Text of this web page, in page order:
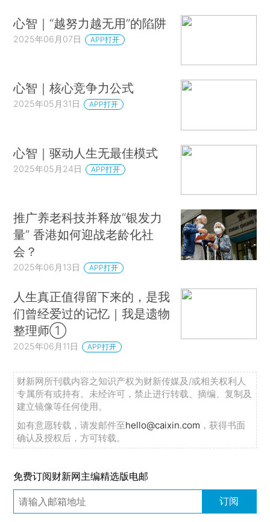
心智｜“越努力越无用”的陷阱
2025年06月07日 APP打开
心智｜核心竞争力公式
2025年05月31日 APP打开
心智｜驱动人生无最佳模式
2025年05月24日 APP打开
推广养老科技并释放“银发力
量” 香港如何迎战老龄化社
会？
2025年06月13日 APP打开
人生真正值得留下来的，是我
们曾经爱过的记忆｜我是遗物
整理师①
2025年06月11日 APP打开
财新网所刊载内容之知识产权为财新传媒及/或相关权利人
专属所有或持有。未经许可，禁止进行转载、摘编、复制及
建立镜像等任何使用。
如有意愿转载，请发邮件至hello@caixin.com ，获得书面
确认及授权后，方可转载。
免费订阅财新网主编精选版电邮
订阅